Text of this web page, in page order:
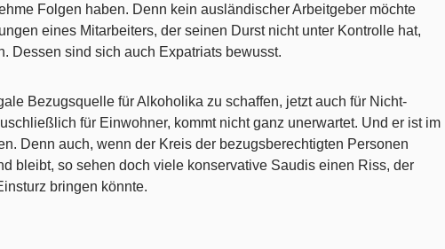
Folgen haben. Denn kein ausländischer Arbeitgeber möchte
eines Mitarbeiters, der seinen Durst nicht unter Kontrolle hat,
Dessen sind sich auch Expatriats bewusst.
Bezugsquelle für Alkoholika zu schaffen, jetzt auch für Nicht-
für Einwohner, kommt nicht ganz unerwartet. Und er ist im
Denn auch, wenn der Kreis der bezugsberechtigten Personen
bleibt, so sehen doch viele konservative Saudis einen Riss, der
bringen könnte.